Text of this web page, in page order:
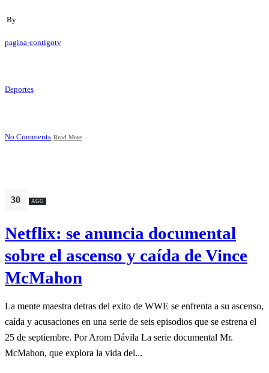
By
pagina-contigotv
Deportes
No Comments Read More
30 AGO
Netflix: se anuncia documental
sobre el ascenso y caída de Vince
McMahon
La mente maestra detras del exito de WWE se enfrenta a su ascenso,
caída y acusaciones en una serie de seis episodios que se estrena el
25 de septiembre. Por Arom Dávila La serie documental Mr.
McMahon, que explora la vida del...